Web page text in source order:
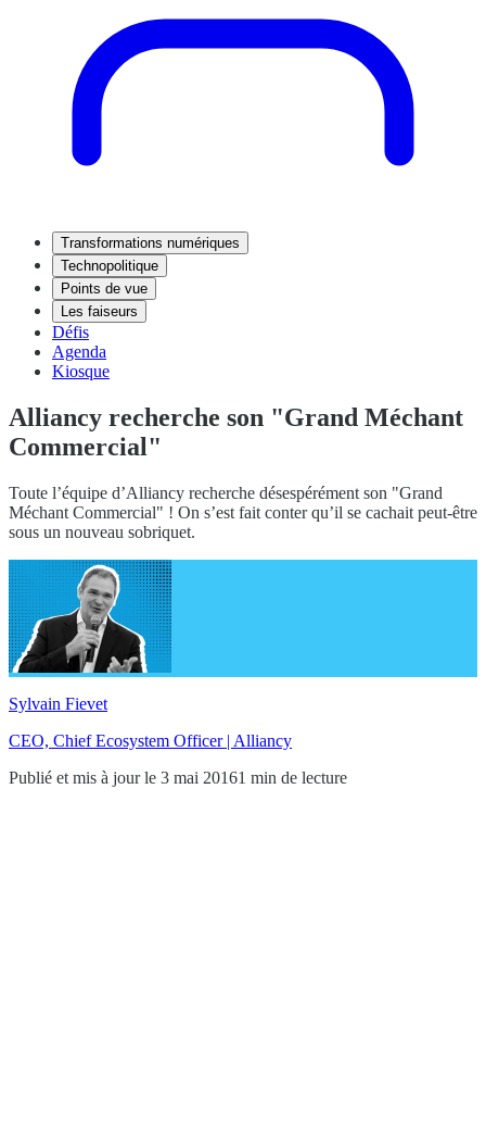
Transformations numériques
Technopolitique
Points de vue
Les faiseurs
Défis
Agenda
Kiosque
Alliancy recherche son "Grand Méchant
Commercial"
Toute l’équipe d’Alliancy recherche désespérément son "Grand
Méchant Commercial" ! On s’est fait conter qu’il se cachait peut-être
sous un nouveau sobriquet.
Sylvain Fievet
CEO, Chief Ecosystem Officer | Alliancy
Publié et mis à jour le 3 mai 20161 min de lecture